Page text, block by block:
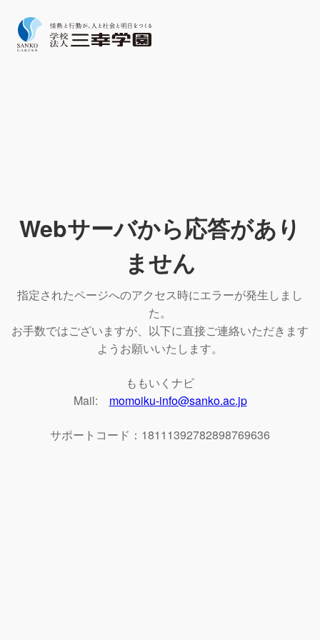
Webサーバから応答があり
ません
指定されたページへのアクセス時にエラーが発生しまし
た。
お手数ではございますが、以下に直接ご連絡いただきます
ようお願いいたします。
ももいくナビ
Mail: momoiku-info@sanko.ac.jp
サポートコード：18111392782898769636